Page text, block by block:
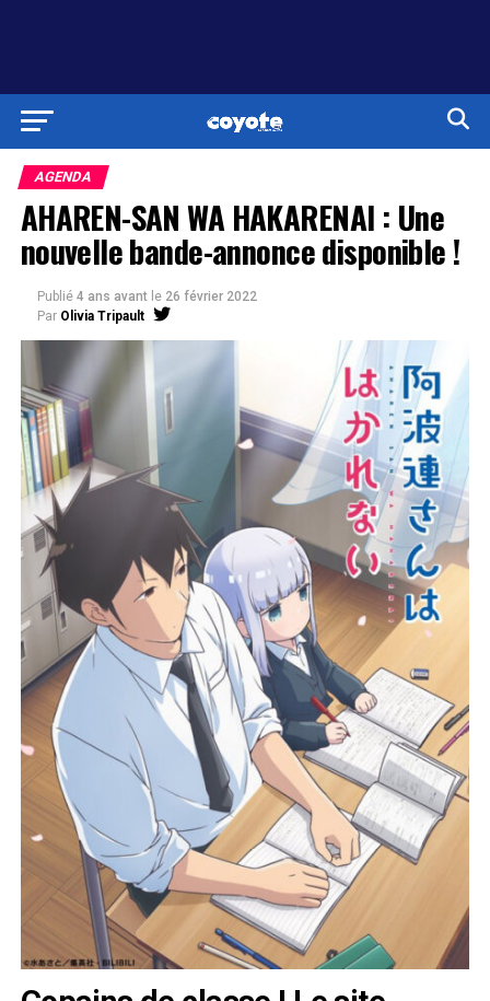
AGENDA
AHAREN-SAN WA HAKARENAI : Une
nouvelle bande-annonce disponible !
Publié 4 ans avant le 26 février 2022
Par Olivia Tripault